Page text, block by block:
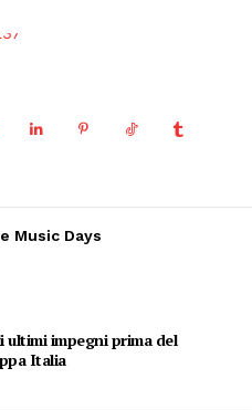
Music Days
ultimi impegni prima del
Italia